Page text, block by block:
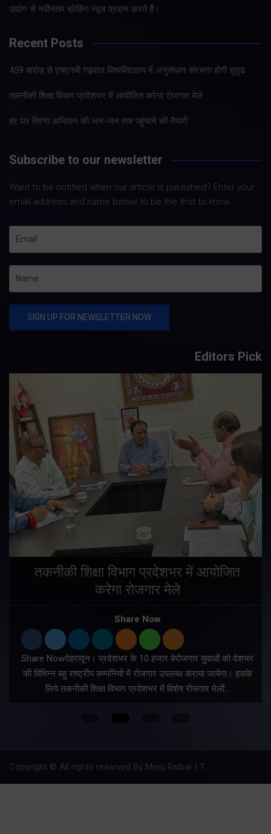
उद्योग से नवीनतम ब्रेकिंग न्यूज प्रदान करते हैं।
Recent Posts
459 करोड़ से एचएनबी गढ़वाल विश्वविद्यालय में अनुसंधान संरचना होगी सुदृढ
तकनीकी शिक्षा विभाग प्रदेशभर में आयोजित करेगा रोजगार मेले
हर घर तिरंगा अभियान को जन-जन तक पहुंचाने की तैयारी
Subscribe to our newsletter
Want to be notified when our article is published? Enter your
email address and name below to be the first to know.
Editors Pick
तकनीकी शिक्षा विभाग प्रदेशभर में आयोजित
करेगा रोजगार मेले
Share Now
Share Nowदेहरादून। प्रदेशभर के 10 हजार बेरोजगार युवाओं को देशभर
की विभिन्न बहु राष्ट्रीय कम्पनियों में रोजगार उपलब्ध कराया जायेगा। इसके
लिये तकनीकी शिक्षा विभाग प्रदेशभर में विशेष रोजगार मेलों…
Copyright © All rights reserved By Meru Raibar | Theme by